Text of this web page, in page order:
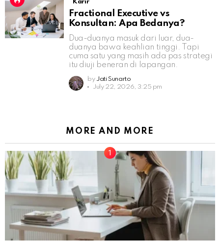
Karir
Fractional Executive vs
Konsultan: Apa Bedanya?
Dua-duanya masuk dari luar, dua-
duanya bawa keahlian tinggi. Tapi
cuma satu yang masih ada pas strategi
itu diuji beneran di lapangan.
by Jati Sunarto
July 22, 2026, 3:25 pm
MORE AND MORE